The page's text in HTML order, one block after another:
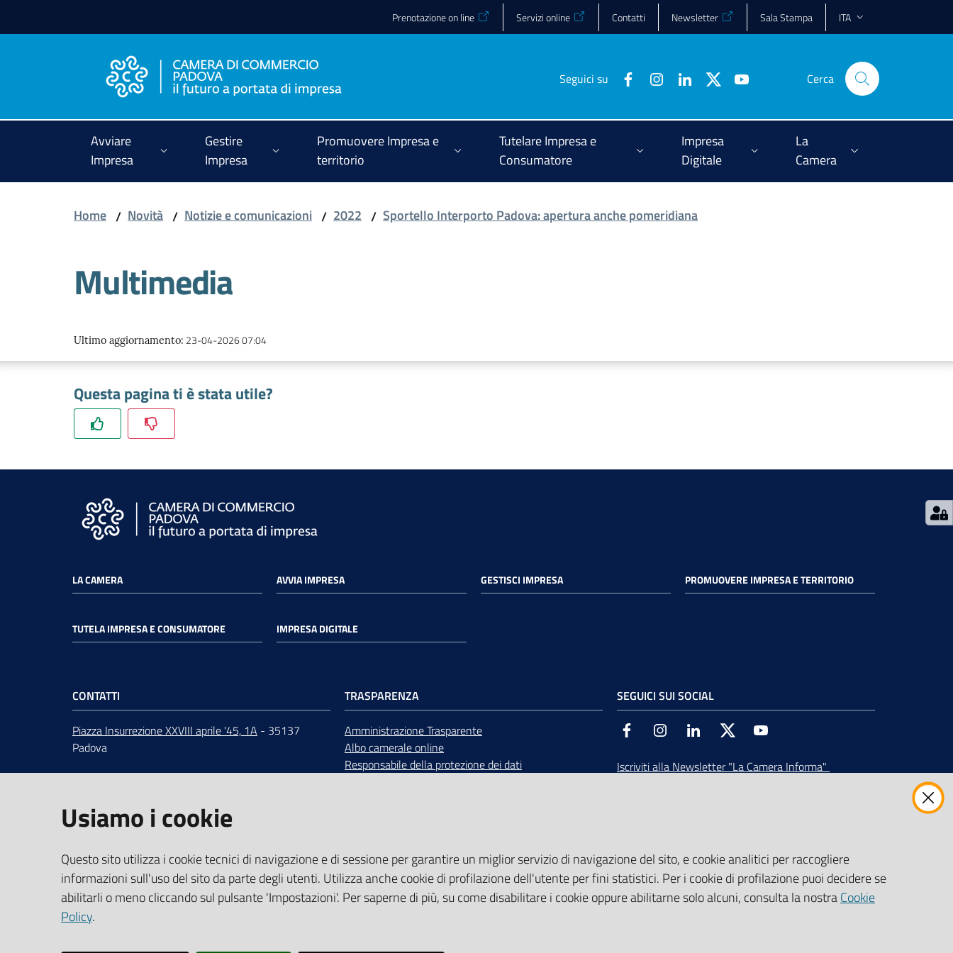
Prenotazione on line Servizi online Contatti Newsletter Sala Stampa ITA
Seguici su Cerca
Avviare
Impresa
Gestire
Impresa
Promuovere Impresa e
territorio
Tutelare Impresa e
Consumatore
Impresa
Digitale
La
Camera
Home / Novità / Notizie e comunicazioni / 2022 / Sportello Interporto Padova: apertura anche pomeridiana
Multimedia
Ultimo aggiornamento: 23-04-2026 07:04
Questa pagina ti è stata utile?
LA CAMERA AVVIA IMPRESA GESTISCI IMPRESA PROMUOVERE IMPRESA E TERRITORIO
TUTELA IMPRESA E CONSUMATORE IMPRESA DIGITALE
CONTATTI
Piazza Insurrezione XXVIII aprile '45, 1A - 35137
Padova
ORARIdal lunedì al venerdì 9:00 - 12:30
URP-Ufficio relazioni con il pubblico
PEC:cciaa@pd.legalmail.camcom.it
Dati per la fatturazione
Codice Univoco Ufficio UFLIK4
CF/PI 00654100288
TRASPARENZA
Amministrazione Trasparente
Albo camerale online
Responsabile della protezione dei dati
SEGUICI SUI SOCIAL
Facebook InstagramLinkedin Twitter
Iscriviti alla Newsletter "La Camera Informa"
Usiamo i cookie
Questo sito utilizza i cookie tecnici di navigazione e di sessione per garantire un miglior servizio di navigazione del sito, e cookie analitici per raccogliere
informazioni sull'uso del sito da parte degli utenti. Utilizza anche cookie di profilazione dell'utente per fini statistici. Per i cookie di profilazione puoi decidere se
abilitarli o meno cliccando sul pulsante 'Impostazioni'. Per saperne di più, su come disabilitare i cookie oppure abilitarne solo alcuni, consulta la nostraCookie
Policy.